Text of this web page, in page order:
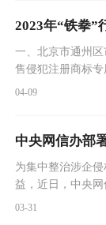
司副司长耿欣主持
2023年“铁拳”
一、北京市通州
售侵犯注册商标专
场监管局依法对
索，称张家湾镇
04-09
为集中整治涉企
益，近日，中央网
境—整治涉企侵权
03-31